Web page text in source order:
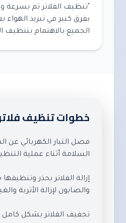
"تنظيف الفلاتر تم بسرعة
بفرق كبير في تبريد الهواء
الجميع بالاهتمام بتنظيف
خطوات تنظيف
فصل التيار الكهربائي عن
السلامة أثناء عملية
إزالة الفلاتر بحذر وتنظيفها
والصابون لإزالة الأتربة
تجفيف الفلاتر بشكل كامل